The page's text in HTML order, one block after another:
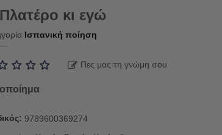
κι εγώ
Ισπανική ποίηση
Πες μας τη γνώμη σου
9789600369274